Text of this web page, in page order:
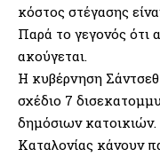
κόστος στέγασης
Παρά το γεγονός ότι
ακούγεται.
Η κυβέρνηση Σάντσεθ
σχέδιο 7
δημόσιων κατοικιών.
Καταλονίας κάνουν